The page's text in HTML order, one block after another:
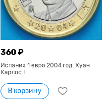
360 ₽
Испания 1 евро 2004 год. Хуан
Карлос I
В корзину